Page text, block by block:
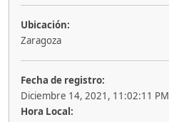
Ubicación:
Zaragoza
Fecha de registro:
Diciembre 14, 2021, 11:02:11 PM
Hora Local: